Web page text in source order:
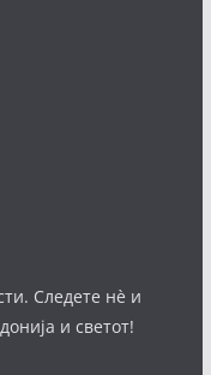
Следете нè и
и светот!